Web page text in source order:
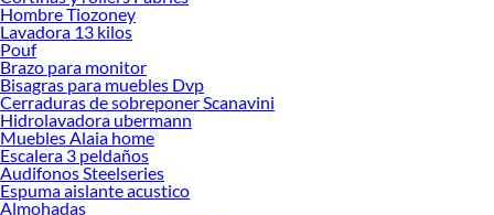
Hombre Tiozoney
Lavadora 13 kilos
Pouf
Brazo para monitor
Bisagras para muebles Dvp
Cerraduras de sobreponer Scanavini
Hidrolavadora ubermann
Muebles Alaia home
Escalera 3 peldaños
Audifonos Steelseries
Espuma aislante acustico
Almohadas